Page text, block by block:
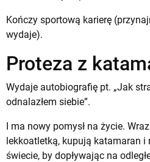
Kończy sportową karierę
wydaje).
Proteza z
Wydaje autobiografię pt. „Jak
odnalazłem siebie”.
I ma nowy pomysł na życie.
lekkoatletką, kupują katamaran i
świecie, by dopływając na